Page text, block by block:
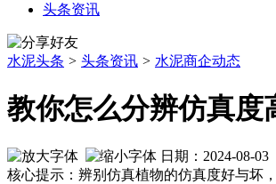
头条资讯
水泥头条 > 头条资讯 > 水泥商企动态
教你怎么分辨仿真度
日期：2024-08-
核心提示：辨别仿真植物的仿真度好与坏